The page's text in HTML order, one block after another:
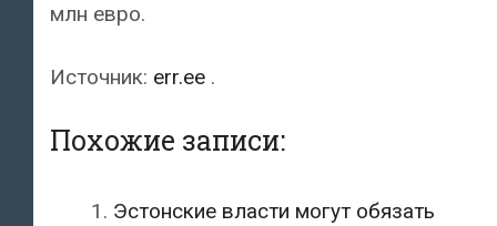
млн евро.
Источник: err.ee .
Похожие записи:
Эстонские власти могут обязать